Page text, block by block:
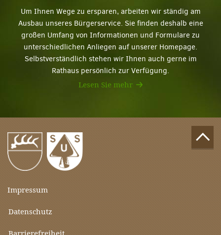
Um Ihnen Wege zu ersparen, arbeiten wir ständig am
Ausbau unseres Bürgerservice. Sie finden deshalb eine
großen Umfang von Informationen und Formulare zu
unterschiedlichen Anliegen auf unserer Homepage.
Selbstverständlich stehen wir Ihnen auch gerne im
Rathaus persönlich zur Verfügung.
Lesen Sie mehr
Impressum
Datenschutz